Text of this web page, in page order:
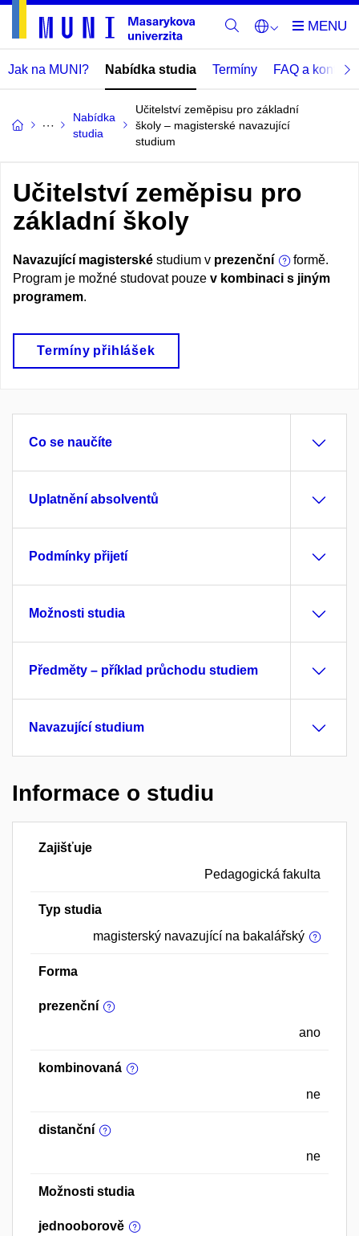
Jak na MUNI? Nabídka studia Termíny FAQ a kontakty
Nabídka
studia
Učitelství zeměpisu pro základní
školy – magisterské navazující
studium
Učitelství zeměpisu pro
základní školy
Navazující magisterské studium v prezenční
formě.
Program je možné studovat pouze v kombinaci s jiným
programem.
Termíny přihlášek
Co se naučíte
Uplatnění absolventů
Podmínky přijetí
Možnosti studia
Předměty – příklad průchodu studiem
Navazující studium
Informace o studiu
Zajišťuje
Pedagogická fakulta
Typ studia
magisterský navazující na bakalářský
Forma
prezenční
ano
kombinovaná
ne
distanční
ne
Možnosti studia
jednooborově